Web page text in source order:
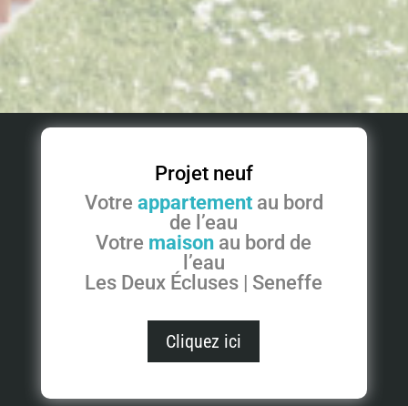
Projet neuf
Votre appartementau bord
de l’eau
Votre maison au bord de
l’eau
Les Deux Écluses | Seneffe
Cliquez ici